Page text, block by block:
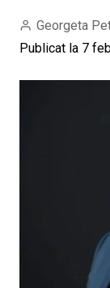
Georgeta
Publicat la 7